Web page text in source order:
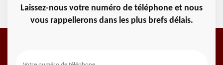
Laissez-nous votre numéro de téléphone et nous
vous rappellerons dans les plus brefs délais.